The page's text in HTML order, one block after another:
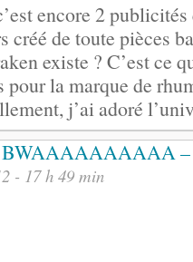
encore 2
créé de toute pièces
existe ? C’est ce
pour la marque de
j’ai adoré
BWAAAAAAAAAA –
- 17 h 49 min